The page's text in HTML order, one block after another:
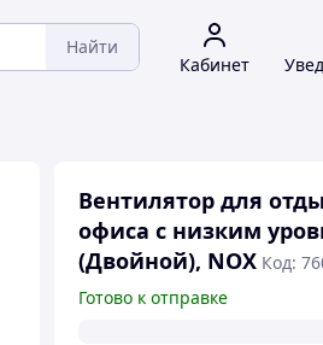
Найти
Кабинет
Вентилятор для
офиса с низким
(Двойной), NOX Код:
Готово к отправке